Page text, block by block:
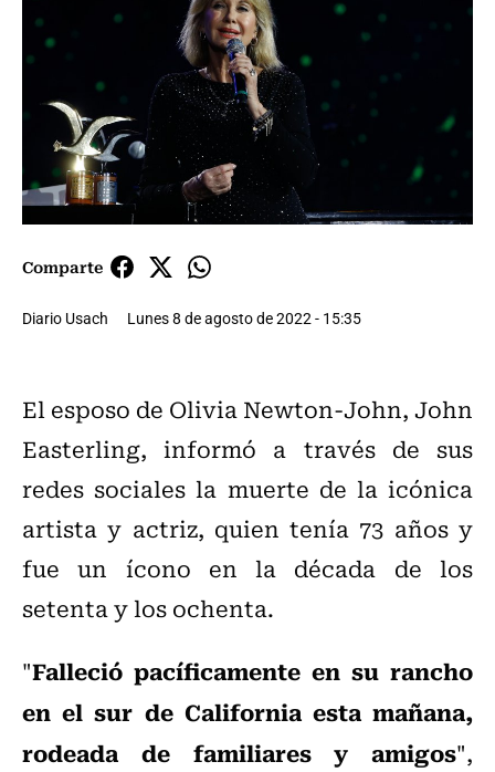
Comparte
Diario Usach Lunes 8 de agosto de 2022 - 15:35
El esposo de Olivia Newton-John, John
Easterling, informó a través de sus
redes sociales la muerte de la icónica
artista y actriz, quien tenía 73 años y
fue un ícono en la década de los
setenta y los ochenta.
"Falleció pacíficamente en su rancho
en el sur de California esta mañana,
rodeada de familiares y amigos",